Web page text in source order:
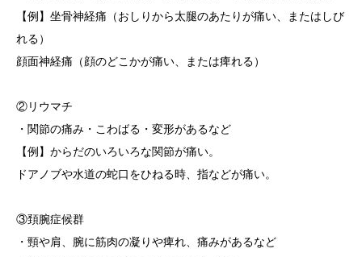
【例】坐骨神経痛（おしりから太腿のあたりが痛い、またはしび
れる）
顔面神経痛（顔のどこかが痛い、または痺れる）
②リウマチ
・関節の痛み・こわばる・変形があるなど
【例】からだのいろいろな関節が痛い。
ドアノブや水道の蛇口をひねる時、指などが痛い。
③頚腕症候群
・頸や肩、腕に筋肉の凝りや痺れ、痛みがあるなど